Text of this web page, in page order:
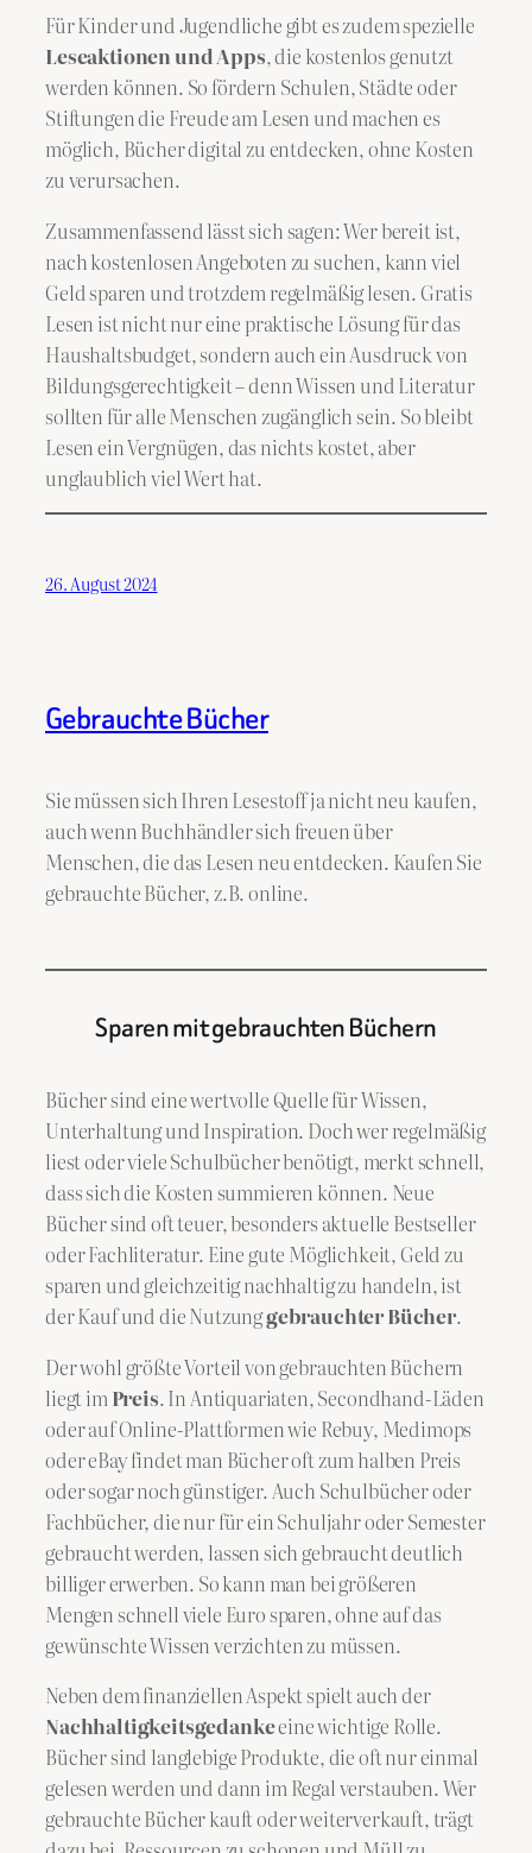
Für Kinder und Jugendliche gibt es zudem spezielle
Leseaktionen und Apps, die kostenlos genutzt
werden können. So fördern Schulen, Städte oder
Stiftungen die Freude am Lesen und machen es
möglich, Bücher digital zu entdecken, ohne Kosten
zu verursachen.
Zusammenfassend lässt sich sagen: Wer bereit ist,
nach kostenlosen Angeboten zu suchen, kann viel
Geld sparen und trotzdem regelmäßig lesen. Gratis
Lesen ist nicht nur eine praktische Lösung für das
Haushaltsbudget, sondern auch ein Ausdruck von
Bildungsgerechtigkeit – denn Wissen und Literatur
sollten für alle Menschen zugänglich sein. So bleibt
Lesen ein Vergnügen, das nichts kostet, aber
unglaublich viel Wert hat.
26. August 2024
Gebrauchte Bücher
Sie müssen sich Ihren Lesestoff ja nicht neu kaufen,
auch wenn Buchhändler sich freuen über
Menschen, die das Lesen neu entdecken. Kaufen Sie
gebrauchte Bücher, z.B. online.
Sparen mit gebrauchten Büchern
Bücher sind eine wertvolle Quelle für Wissen,
Unterhaltung und Inspiration. Doch wer regelmäßig
liest oder viele Schulbücher benötigt, merkt schnell,
dass sich die Kosten summieren können. Neue
Bücher sind oft teuer, besonders aktuelle Bestseller
oder Fachliteratur. Eine gute Möglichkeit, Geld zu
sparen und gleichzeitig nachhaltig zu handeln, ist
der Kauf und die Nutzunggebrauchter Bücher.
Der wohl größte Vorteil von gebrauchten Büchern
liegt im Preis. In Antiquariaten, Secondhand-Läden
oder auf Online-Plattformen wie Rebuy, Medimops
oder eBay findet man Bücher oft zum halben Preis
oder sogar noch günstiger. Auch Schulbücher oder
Fachbücher, die nur für ein Schuljahr oder Semester
gebraucht werden, lassen sich gebraucht deutlich
billiger erwerben. So kann man bei größeren
Mengen schnell viele Euro sparen, ohne auf das
gewünschte Wissen verzichten zu müssen.
Neben dem finanziellen Aspekt spielt auch der
Nachhaltigkeitsgedankeeine wichtige Rolle.
Bücher sind langlebige Produkte, die oft nur einmal
gelesen werden und dann im Regal verstauben. Wer
gebrauchte Bücher kauft oder weiterverkauft, trägt